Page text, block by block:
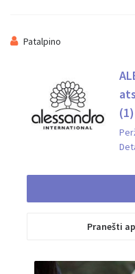
Patalpino
(1)
Pranešti
Pranešimas